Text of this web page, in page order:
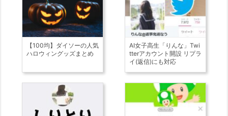
【100均】ダイソーの人気
ハロウィングッズまとめ
AI女子高生「りんな」Twi
tterアカウント開設 リプラ
イ(返信)にも対応